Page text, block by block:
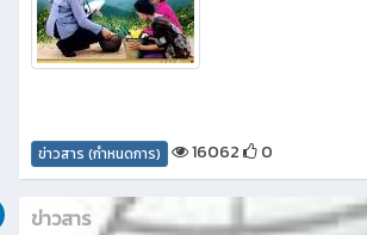
ข่าวสาร (กำหนดการ) 16062 0
ข่าวสาร